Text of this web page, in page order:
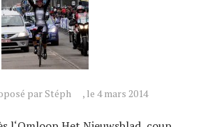
par Stéph , le 4 mars 2014